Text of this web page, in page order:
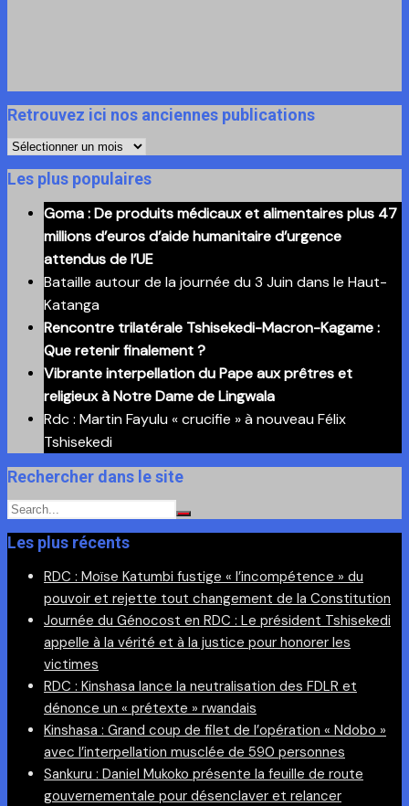
Retrouvez ici nos anciennes publications
Retrouvez
ici
anciennes
publications
Les plus populaires
Goma : De produits médicaux et alimentaires plus 47
millions d’euros d’aide humanitaire d’urgence
attendus de l’UE
Bataille autour de la journée du 3 Juin dans le Haut-
Katanga
Rencontre trilatérale Tshisekedi-Macron-Kagame :
Que retenir finalement ?
Vibrante interpellation du Pape aux prêtres et
religieux à Notre Dame de Lingwala
Rdc : Martin Fayulu « crucifie » à nouveau Félix
Tshisekedi
Rechercher dans le site
Les plus récents
RDC : Moïse Katumbi fustige « l’incompétence » du
pouvoir et rejette tout changement de la Constitution
Journée du Génocost en RDC : Le président Tshisekedi
appelle à la vérité et à la justice pour honorer les
victimes
RDC : Kinshasa lance la neutralisation des FDLR et
dénonce un « prétexte » rwandais
Kinshasa : Grand coup de filet de l’opération « Ndobo »
avec l’interpellation musclée de 590 personnes
Sankuru : Daniel Mukoko présente la feuille de route
gouvernementale pour désenclaver et relancer